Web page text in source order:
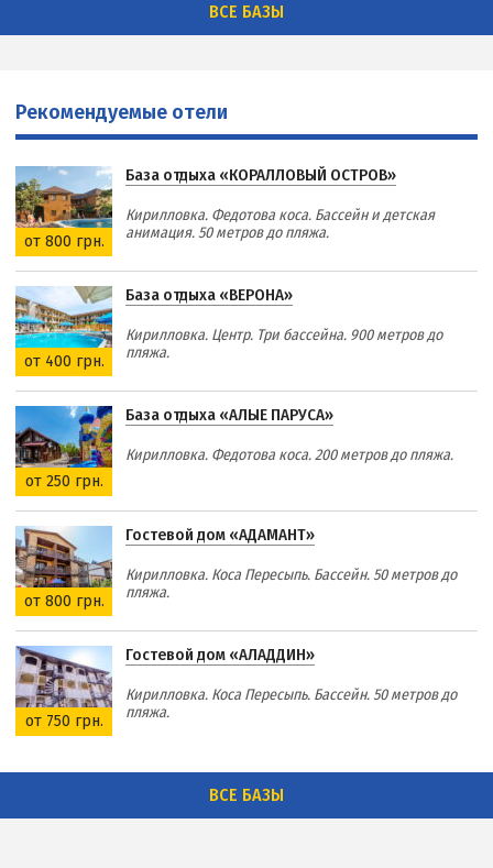
ВСЕ БАЗЫ
Рекомендуемые отели
от 800 грн.
База отдыха «КОРАЛЛОВЫЙ ОСТРОВ»
Кирилловка. Федотова коса. Бассейн и детская
анимация. 50 метров до пляжа.
от 400 грн.
База отдыха «ВЕРОНА»
Кирилловка. Центр. Три бассейна. 900 метров до
пляжа.
от 250 грн.
База отдыха «АЛЫЕ ПАРУСА»
Кирилловка. Федотова коса. 200 метров до пляжа.
от 800 грн.
Гостевой дом «АДАМАНТ»
Кирилловка. Коса Пересыпь. Бассейн. 50 метров до
пляжа.
от 750 грн.
Гостевой дом «АЛАДДИН»
Кирилловка. Коса Пересыпь. Бассейн. 50 метров до
пляжа.
ВСЕ БАЗЫ